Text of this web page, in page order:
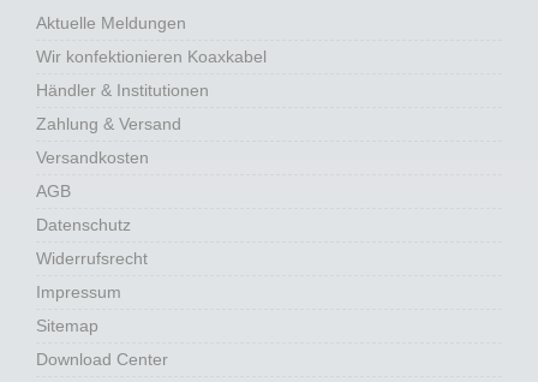
Aktuelle Meldungen
Wir konfektionieren Koaxkabel
Händler & Institutionen
Zahlung & Versand
Versandkosten
AGB
Datenschutz
Widerrufsrecht
Impressum
Sitemap
Download Center